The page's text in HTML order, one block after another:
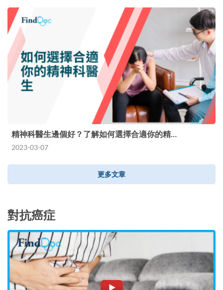
精神科醫生邊個好？了解如何選擇合適你的精…
2023-03-07
更多文章
對抗癌症